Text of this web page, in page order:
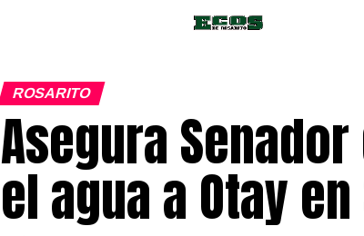
ROSARITO
Asegura
el agua a Otay